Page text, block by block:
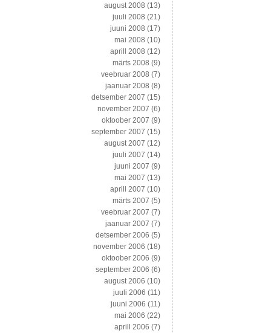
august 2008 (13)
juuli 2008 (21)
juuni 2008 (17)
mai 2008 (10)
aprill 2008 (12)
märts 2008 (9)
veebruar 2008 (7)
jaanuar 2008 (8)
detsember 2007 (15)
november 2007 (6)
oktoober 2007 (9)
september 2007 (15)
august 2007 (12)
juuli 2007 (14)
juuni 2007 (9)
mai 2007 (13)
aprill 2007 (10)
märts 2007 (5)
veebruar 2007 (7)
jaanuar 2007 (7)
detsember 2006 (5)
november 2006 (18)
oktoober 2006 (9)
september 2006 (6)
august 2006 (10)
juuli 2006 (11)
juuni 2006 (11)
mai 2006 (22)
aprill 2006 (7)